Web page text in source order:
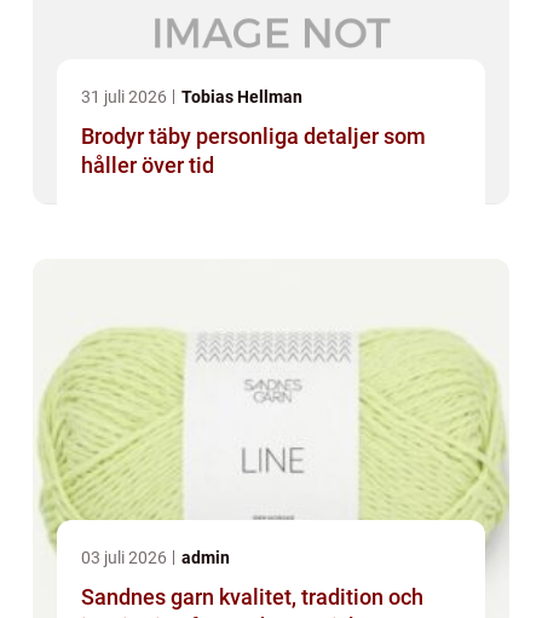
31 juli 2026 Tobias Hellman
Brodyr täby personliga detaljer som
håller över tid
03 juli 2026 admin
Sandnes garn kvalitet, tradition och